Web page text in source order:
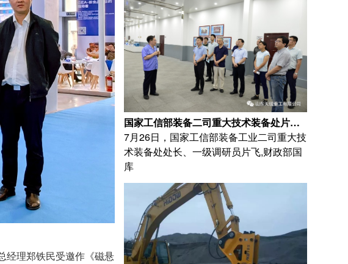
国家工信部装备二司重大技术装备处片飞处长 一行莅临天瑞重工考察调研
7月26日，国家工信部装备工业二司重大技
术装备处处长、一级调研员片飞,财政部国
库
经理郑铁民受邀作《磁悬